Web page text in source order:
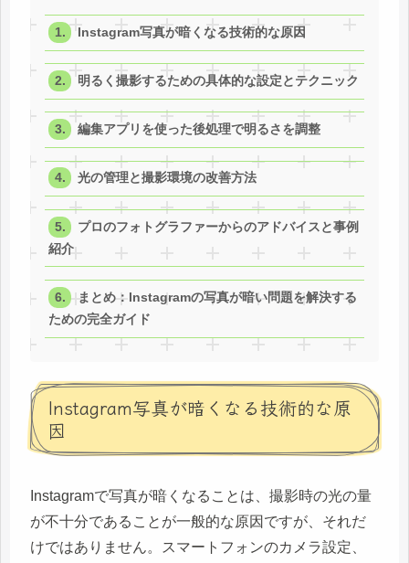
Instagram写真が暗くなる技術的な原因
明るく撮影するための具体的な設定とテクニック
編集アプリを使った後処理で明るさを調整
光の管理と撮影環境の改善方法
プロのフォトグラファーからのアドバイスと事例
紹介
まとめ：Instagramの写真が暗い問題を解決する
ための完全ガイド
Instagram写真が暗くなる技術的な原
因
Instagramで写真が暗くなることは、撮影時の光の量
が不十分であることが一般的な原因ですが、それだ
けではありません。スマートフォンのカメラ設定、